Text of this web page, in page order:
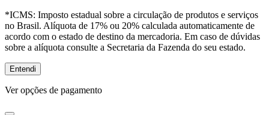
*ICMS: Imposto estadual sobre a circulação de produtos e serviços
no Brasil. Alíquota de 17% ou 20% calculada automaticamente de
acordo com o estado de destino da mercadoria. Em caso de dúvidas
sobre a alíquota consulte a Secretaria da Fazenda do seu estado.
Entendi
Ver opções de pagamento